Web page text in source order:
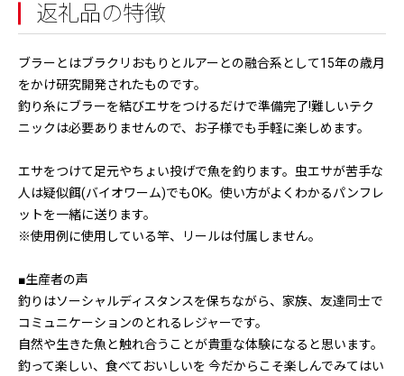
返礼品の特徴
ブラーとはブラクリおもりとルアーとの融合系として15年の歳月
をかけ研究開発されたものです。
釣り糸にブラーを結びエサをつけるだけで準備完了!難しいテク
ニックは必要ありませんので、お子様でも手軽に楽しめます。
エサをつけて足元やちょい投げで魚を釣ります。虫エサが苦手な
人は疑似餌(バイオワーム)でもOK。使い方がよくわかるパンフレ
ットを一緒に送ります。
※使用例に使用している竿、リールは付属しません。
■生産者の声
釣りはソーシャルディスタンスを保ちながら、家族、友達同士で
コミュニケーションのとれるレジャーです。
自然や生きた魚と触れ合うことが貴重な体験になると思います。
釣って楽しい、食べておいしいを 今だからこそ楽しんでみてはい